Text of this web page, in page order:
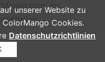
unserer Website zu
Cookies.
Datenschutzrichtlinien
Inc.